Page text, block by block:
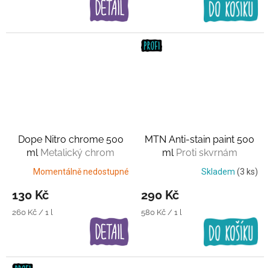
Dope Nitro chrome 500
ml Metalický chrom
Momentálně nedostupné
130 Kč
Měrná
260 Kč / 1 l
MTN Anti-stain paint 500
ml Proti skvrnám
Skladem (3 ks)
290 Kč
Měrná
580 Kč / 1 l